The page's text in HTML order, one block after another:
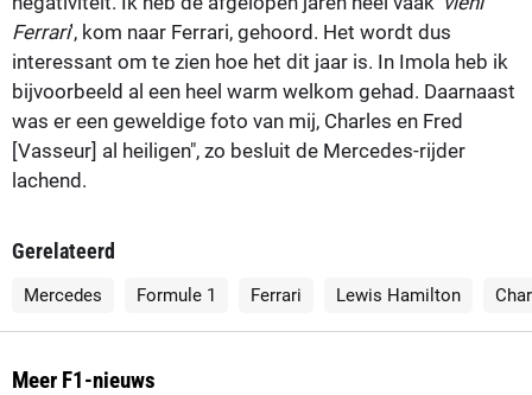
Ferrari', kom naar Ferrari, gehoord. Het wordt dus
interessant om te zien hoe het dit jaar is. In Imola heb ik
bijvoorbeeld al een heel warm welkom gehad. Daarnaast
was er een geweldige foto van mij, Charles en Fred
[Vasseur] al heiligen", zo besluit de Mercedes-rijder
lachend.
Gerelateerd
Mercedes Formule 1 Ferrari Lewis Hamilton
Meer F1-nieuws